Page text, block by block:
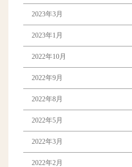
2023年3月
2023年1月
2022年10月
2022年9月
2022年8月
2022年5月
2022年3月
2022年2月